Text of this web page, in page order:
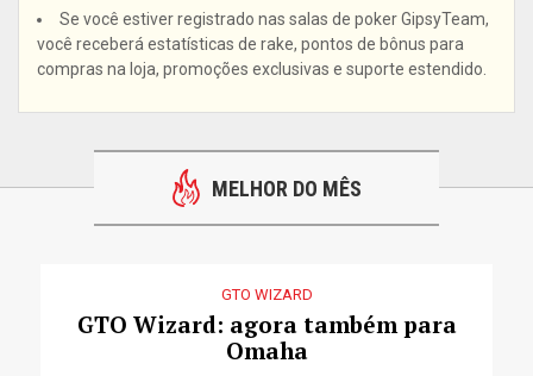
Se você estiver registrado nas salas de poker GipsyTeam,
você receberá estatísticas de rake, pontos de bônus para
compras na loja, promoções exclusivas e suporte estendido.
MELHOR DO MÊS
GTO WIZARD
GTO Wizard: agora também para
Omaha